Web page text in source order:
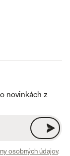
novinkách z
osobných údajov.